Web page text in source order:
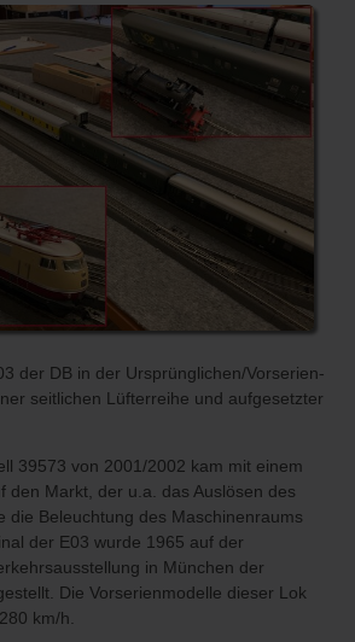
der DB in der Ursprünglichen/Vorserien-
seitlichen Lüfterreihe und aufgesetzter
39573 von 2001/2002 kam mit einem
den Markt, der u.a. das Auslösen des
die Beleuchtung des Maschinenraums
der E03 wurde 1965 auf der
in München der
Die Vorserienmodelle dieser Lok
km/h.